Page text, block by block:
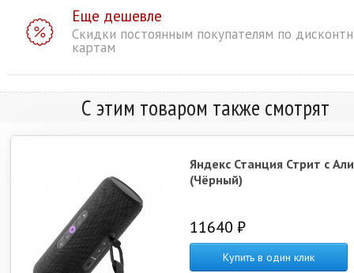
Еще дешевле
Скидки постоянным покупателям по
картам
С этим товаром также смотрят
Яндекс Станция Стрит с
(Чёрный)
11640 ₽
Купить в один клик